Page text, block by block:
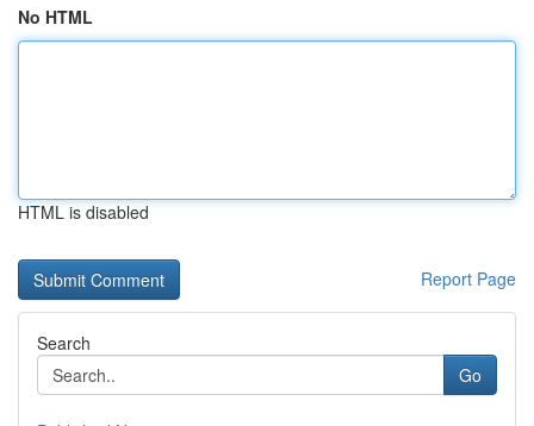
No HTML
HTML is disabled
Report Page
Search
Go